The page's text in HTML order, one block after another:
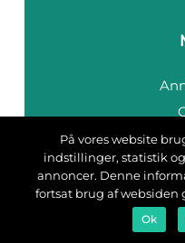
På vores website
indstillinger, statistik
annoncer. Denne
fortsat brug af
Ok